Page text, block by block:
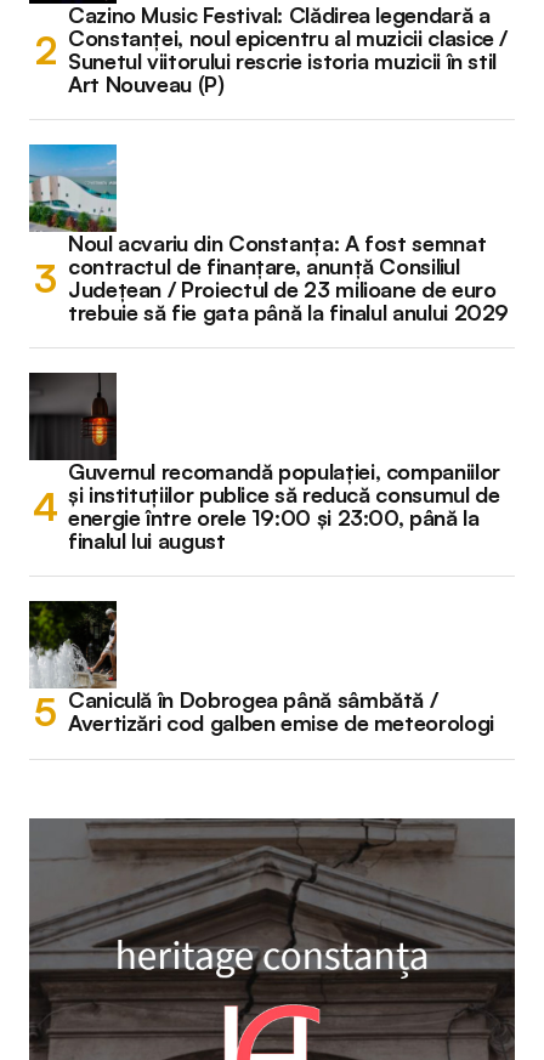
Cazino Music Festival: Clădirea legendară a
Constanței, noul epicentru al muzicii clasice /
Sunetul viitorului rescrie istoria muzicii în stil
Art Nouveau (P)
Noul acvariu din Constanța: A fost semnat
contractul de finanțare, anunță Consiliul
Județean / Proiectul de 23 milioane de euro
trebuie să fie gata până la finalul anului 2029
Guvernul recomandă populației, companiilor
și instituțiilor publice să reducă consumul de
energie între orele 19:00 și 23:00, până la
finalul lui august
Caniculă în Dobrogea până sâmbătă /
Avertizări cod galben emise de meteorologi